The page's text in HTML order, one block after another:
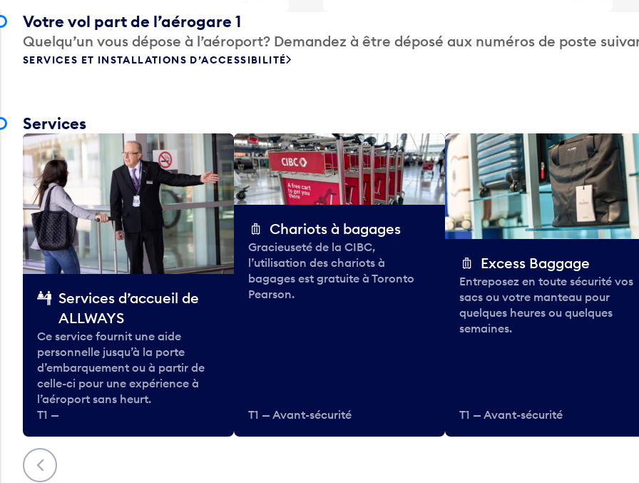
Votre vol part de l’aérogare 1
Quelqu’un vous dépose à l’aéroport? Demandez à être déposé aux numéros de poste
SERVICES ET INSTALLATIONS D’ACCESSIBILITÉ
Services
Précédent
Services d’accueil de
ALLWAYS
Ce service fournit une aide
personnelle jusqu’à la porte
d’embarquement ou à partir de
celle-ci pour une expérience à
l’aéroport sans heurt.
T1 —
Chariots à bagages
Gracieuseté de la CIBC,
l’utilisation des chariots à
bagages est gratuite à Toronto
Pearson.
T1 — Avant-sécurité
Excess Baggage
Entreposez en toute sécurité vos
sacs ou votre manteau pour
quelques heures ou quelques
semaines.
T1 — Avant-sécurité